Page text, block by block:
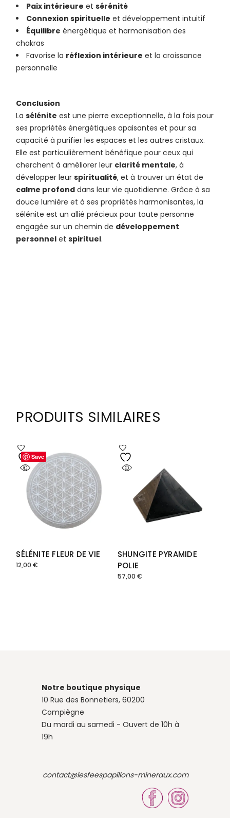
Paix intérieure etsérénité
Connexion spirituelle et développement intuitif
Équilibre énergétique et harmonisation des
chakras
Favorise la réflexion intérieure et la croissance
personnelle
Conclusion
Lasélénite est une pierre exceptionnelle, à la fois pour
ses propriétés énergétiques apaisantes et pour sa
capacité à purifier les espaces et les autres cristaux.
Elle est particulièrement bénéfique pour ceux qui
cherchent à améliorer leur clarité mentale, à
développer leurspiritualité, et à trouver un état de
calme profond dans leur vie quotidienne. Grâce à sa
douce lumière et à ses propriétés harmonisantes, la
sélénite est un allié précieux pour toute personne
engagée sur un chemin de développement
personnel etspirituel.
PRODUITS SIMILAIRES
Save
SÉLÉNITE FLEUR DE VIE
12,00€
Save
SHUNGITE PYRAMIDE
POLIE
57,00 €
Notre boutique physique
10 Rue des Bonnetiers, 60200
Compiègne
Du mardi au samedi - Ouvert de 10h à
19h
contact@lesfeespapillons-mineraux.com